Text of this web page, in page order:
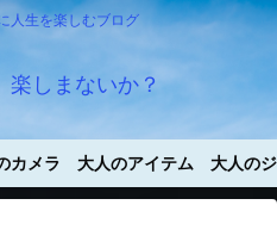
人生を楽しむブログ
楽しまないか？
カメラ 大人のアイテム 大人の